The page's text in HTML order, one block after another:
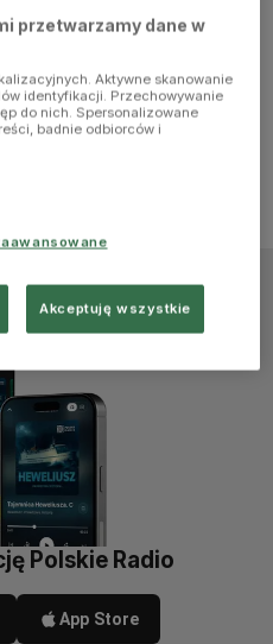
Polskie Radio
App Store
przetwarzamy dane w
Aktywne skanowanie
identyfikacji. Przechowywanie
do nich. Spersonalizowane
badnie odbiorców i
Akceptuję wszystkie